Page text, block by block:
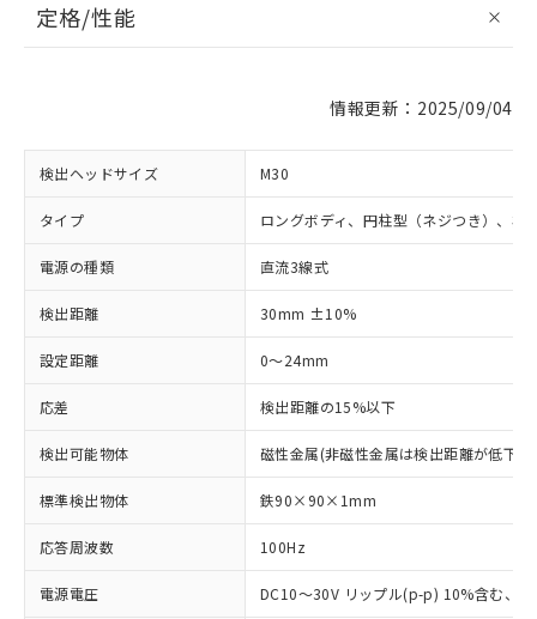
定格/性能
情報更新：2025/09/04
検出ヘッドサイズ M30
タイプ ロングボディ、円柱型（ネジつき）、非
電源の種類 直流3線式
検出距離 30mm ±10%
設定距離 0～24mm
応差 検出距離の15%以下
検出可能物体 磁性金属(非磁性金属は検出距離が低下し
標準検出物体 鉄90×90×1mm
応答周波数 100Hz
電源電圧 DC10～30V リップル(p-p) 10%含む、